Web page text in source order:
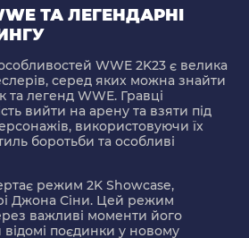
ТА ЛЕГЕНДАРНІ
WWE 2K23 є велика
серед яких можна знайти
та легенд WWE. Гравці
вийти на арену та взяти під
використовуючи їх
боротьби та особливі
режим 2K Showcase,
Джона Сіни. Цей режим
важливі моменти його
поєдинки у новому